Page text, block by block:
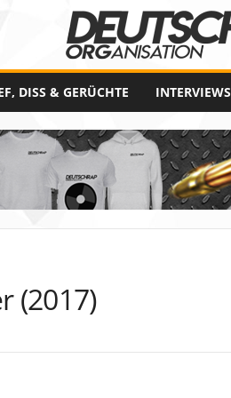
DISS & GERÜCHTE INTERVIEWS
(2017)